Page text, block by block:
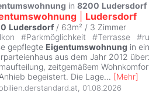
in 8200 Ludersdorf
Ludersdorf
Ludersdorf / 63m² / 3 Zimmer
#Parkmöglichkeit #Terrasse #
gepflegte Eigentumswohnung in
aus dem Jahr 2012
zeitgemäßem
begeistert. Die Lage... [Mehr]
01.08.2026